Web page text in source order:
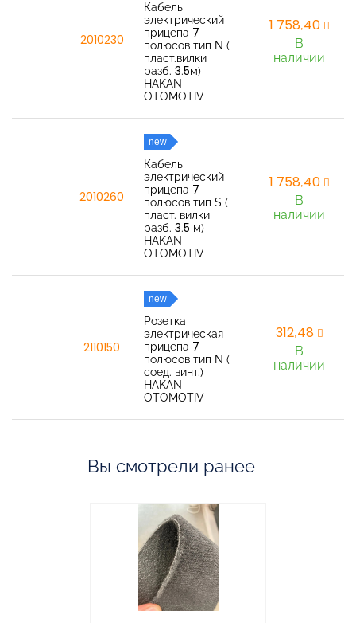
2010230
Кабель
электрический
прицепа 7
полюсов тип N (
пласт.вилки
разб. 3.5м)
HAKAN
OTOMOTIV
1 758,40
В
наличии
2010260
new
Кабель
электрический
прицепа 7
полюсов тип S (
пласт. вилки
разб. 3.5 м)
HAKAN
OTOMOTIV
1 758,40
В
наличии
2110150
new
Розетка
электрическая
прицепа 7
полюсов тип N (
соед. винт.)
HAKAN
OTOMOTIV
312,48
В
наличии
Вы смотрели ранее